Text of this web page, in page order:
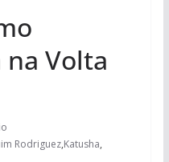
Volta
Rodriguez,Katusha,